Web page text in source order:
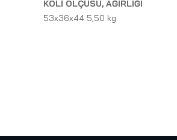
KOLİ ÖLÇÜSÜ, AĞIRLIĞI
53x36x44 5,50 kg